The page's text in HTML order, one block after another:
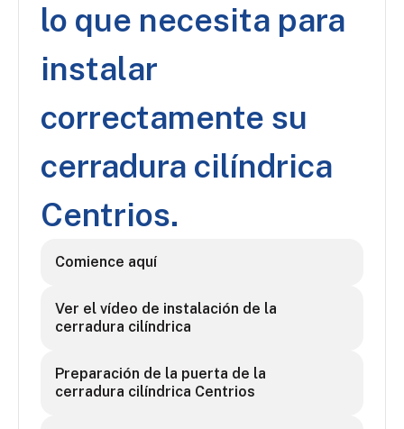
lo que necesita para
instalar
correctamente su
cerradura cilíndrica
Centrios.
Comience aquí
Ver el vídeo de instalación de la
cerradura cilíndrica
Preparación de la puerta de la
cerradura cilíndrica Centrios